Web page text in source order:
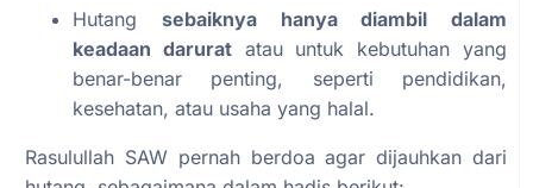
Hutang sebaiknya hanya diambil dalam
keadaan daruratatau untuk kebutuhan yang
benar-benar penting, seperti pendidikan,
kesehatan, atau usaha yang halal.
Rasulullah SAW pernah berdoa agar dijauhkan dari